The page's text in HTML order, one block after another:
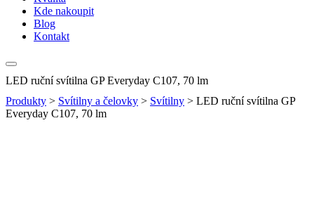
Kde nakoupit
Blog
Kontakt
LED ruční svítilna GP Everyday C107, 70 lm
Produkty > Svítilny a čelovky > Svítilny > LED ruční svítilna GP
Everyday C107, 70 lm